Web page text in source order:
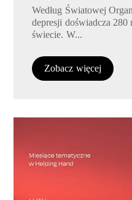
Według Światowej
depresji doświadcza
świecie. W...
Zobacz więcej